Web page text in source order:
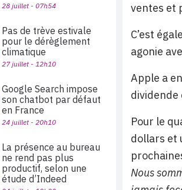
ventes et
C’est
agonie
Apple a
dividende
Pour le
dollars et
Nous
28 juillet - 07h54
Pas de trève estivale
pour le dérèglement
climatique
27 juillet - 12h10
Google Search impose
son chatbot par défaut
en France
24 juillet - 20h10
La présence au bureau
ne rend pas plus
productif, selon une
étude d’Indeed